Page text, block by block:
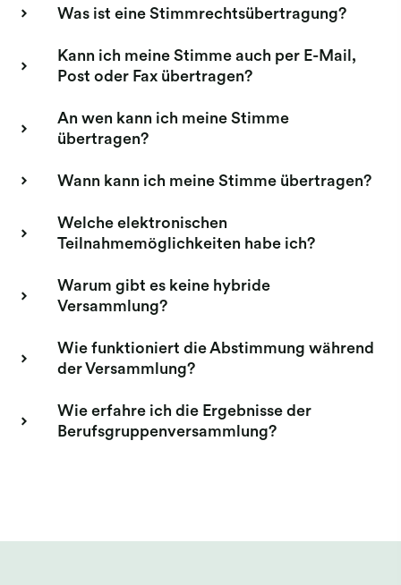
Was ist eine Stimmrechtsübertragung?
Kann ich meine Stimme auch per E-Mail,
Post oder Fax übertragen?
An wen kann ich meine Stimme
übertragen?
Wann kann ich meine Stimme übertragen?
Welche elektronischen
Teilnahmemöglichkeiten habe ich?
Warum gibt es keine hybride
Versammlung?
Wie funktioniert die Abstimmung während
der Versammlung?
Wie erfahre ich die Ergebnisse der
Berufsgruppenversammlung?